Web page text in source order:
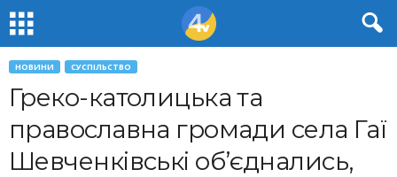
НОВИНИ СУСПІЛЬСТВО
Греко-католицька та
православна громади села Гаї
Шевченківські об’єднались,